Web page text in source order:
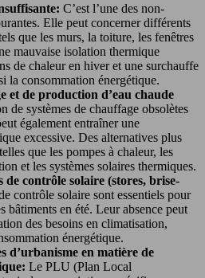
C’est l’une des non-
Elle peut concerner différents
que les murs, la toiture, les fenêtres
mauvaise isolation thermique
de chaleur en hiver et une surchauffe
la consommation énergétique.
et de production d’eau chaude
de systèmes de chauffage obsolètes
également entraîner une
excessive. Des alternatives plus
que les pompes à chaleur, les
et les systèmes solaires thermiques.
de contrôle solaire (stores, brise-
contrôle solaire sont essentiels pour
bâtiments en été. Leur absence peut
des besoins en climatisation,
énergétique.
d’urbanisme en matière de
Le PLU (Plan Local